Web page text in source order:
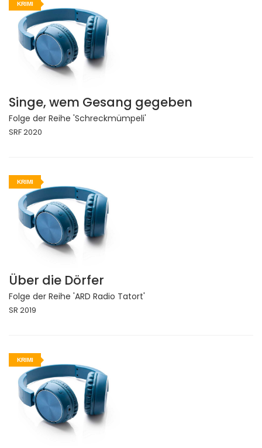
KRIMI
Singe, wem Gesang gegeben
Folge der Reihe 'Schreckmümpeli'
SRF 2020
KRIMI
Über die Dörfer
Folge der Reihe 'ARD Radio Tatort'
SR 2019
KRIMI